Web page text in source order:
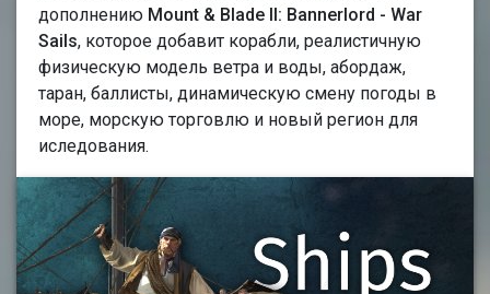
дополнению Mount & Blade II: Bannerlord - War
Sails, которое добавит корабли, реалистичную
физическую модель ветра и воды, абордаж,
таран, баллисты, динамическую смену погоды в
море, морскую торговлю и новый регион для
иследования.